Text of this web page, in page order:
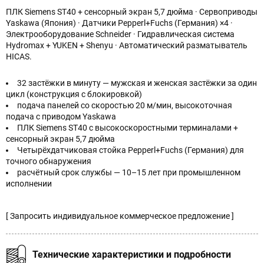
ПЛК Siemens ST40 + сенсорный экран 5,7 дюйма · Сервоприводы
Yaskawa (Япония) · Датчики Pepperl+Fuchs (Германия) ×4 ·
Электрооборудование Schneider · Гидравлическая система
Hydromax + YUKEN + Shenyu · Автоматический разматыватель
HICAS.
32 застёжки в минуту — мужская и женская застёжки за один
цикл (конструкция с блокировкой)
подача панелей со скоростью 20 м/мин, высокоточная
подача с приводом Yaskawa
ПЛК Siemens ST40 с высокоскоростными терминалами +
сенсорный экран 5,7 дюйма
Четырёхдатчиковая стойка Pepperl+Fuchs (Германия) для
точного обнаружения
расчётный срок службы — 10–15 лет при промышленном
исполнении
[ Запросить индивидуальное коммерческое предложение ]
Технические характеристики и подробности